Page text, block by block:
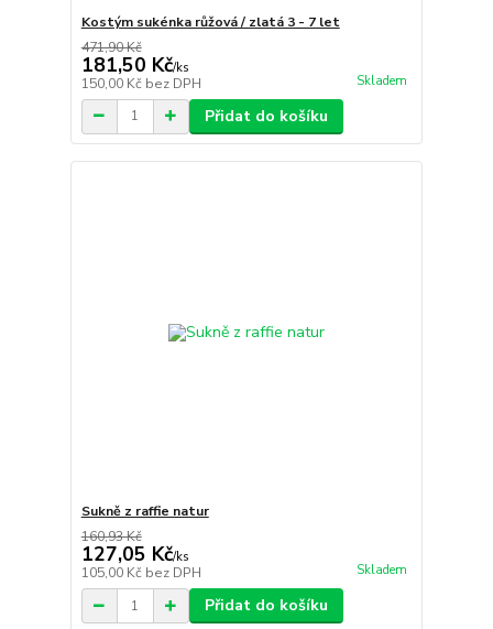
Kostým sukénka růžová / zlatá 3 - 7 let
471,90 Kč
181,50 Kč/ks
150,00 Kč bez DPH Skladem
Přidat do košíku
Sukně z raffie natur
160,93 Kč
127,05 Kč/ks
105,00 Kč bez DPH Skladem
Přidat do košíku